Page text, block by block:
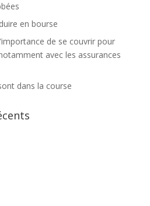
en bourse
de se couvrir pour
avec les assurances
dans la course